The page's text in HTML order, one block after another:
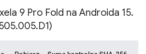
9 Pro Fold na Androida 15.
.005.D1)